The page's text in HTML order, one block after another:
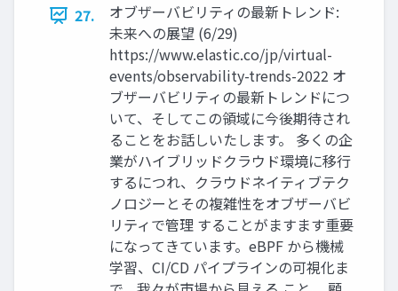
27.
オブザーバビリティの最新トレンド:
未来への展望 (6/29)
https://www.elastic.co/jp/virtual-
events/observability-trends-2022 オ
ブザーバビリティの最新トレンドにつ
いて、そしてこの領域に今後期待され
ることをお話しいたします。 多くの企
業がハイブリッドクラウド環境に移⾏
するにつれ、クラウドネイティブテク
ノロジーとその複雑性をオブザーバビ
リティで管理 することがますます重要
になってきています。eBPF から機械
学習、CI/CD パイプラインの可視化ま